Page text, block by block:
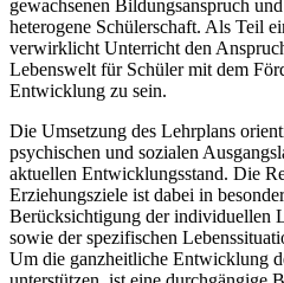
gewachsenen Bildungsanspruch
heterogene Schülerschaft. Als Teil
verwirklicht Unterricht den
Lebenswelt für Schüler mit dem
Entwicklung zu sein.
Die Umsetzung des Lehrplans
psychischen und sozialen
aktuellen Entwicklungsstand. Die
Erziehungsziele ist dabei in
Berücksichtigung der individuellen
sowie der spezifischen
Um die ganzheitliche Entwicklung